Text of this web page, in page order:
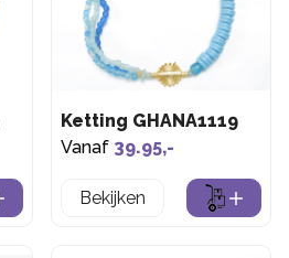
Ketting GHANA1119
Vanaf 39.95,-
Bekijken